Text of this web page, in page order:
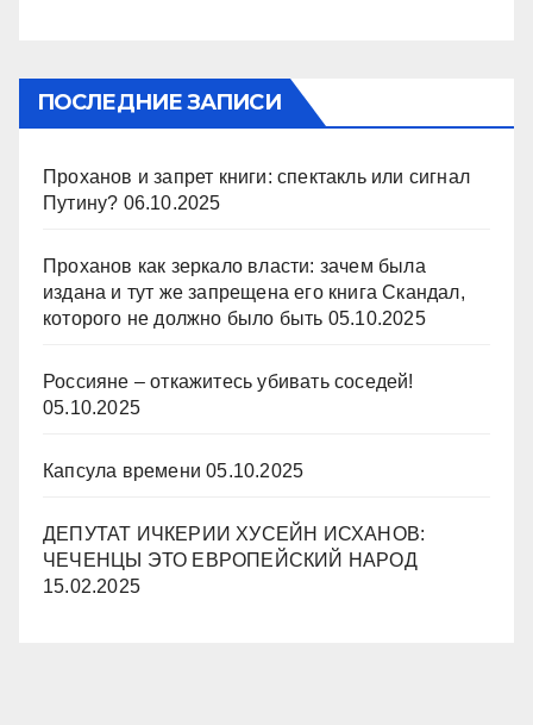
ПОСЛЕДНИЕ ЗАПИСИ
Проханов и запрет книги: спектакль или сигнал
Путину? 06.10.2025
Проханов как зеркало власти: зачем была
издана и тут же запрещена его книга Скандал,
которого не должно было быть 05.10.2025
Россияне – откажитесь убивать соседей!
05.10.2025
Капсула времени 05.10.2025
ДЕПУТАТ ИЧКЕРИИ ХУСЕЙН ИСХАНОВ:
ЧЕЧЕНЦЫ ЭТО ЕВРОПЕЙСКИЙ НАРОД
15.02.2025